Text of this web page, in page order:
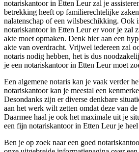
notariskantoor in Etten Leur zal je
betrekking heeft op familierechtelijke
nalatenschap of een wilsbeschikking. Ook
notariskantoor in Etten Leur er voor je zal
akte moet opmaken. Denk hier aan een
akte van overdracht. Vrijwel iedereen zal
notaris nodig hebben, het is dus
je een notariskantoor in Etten Leur moet
Een algemene notaris kan je vaak verder
notariskantoor kan je meestal een
Desondanks zijn er diverse denkbare
aan het werk wilt zetten omdat deze van
Daarmee haal je ook het maximale uit je
een fijn notariskantoor in Etten Leur je
Ben je op zoek naar een goed